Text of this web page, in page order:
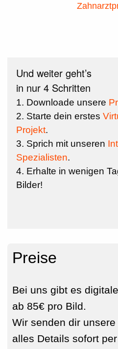
Und weiter geht’s
in nur 4 Schritten
1. Downloade unsere
2. Starte dein erstes
Projekt.
3. Sprich mit unseren
Spezialisten.
4. Erhalte in wenigen
Bilder!
Preise
Bei uns gibt es
ab 85€ pro Bild.
Wir senden dir unsere
alles Details sofort